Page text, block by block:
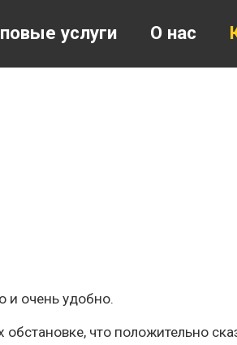
услуги О нас
и очень удобно.
что положительно